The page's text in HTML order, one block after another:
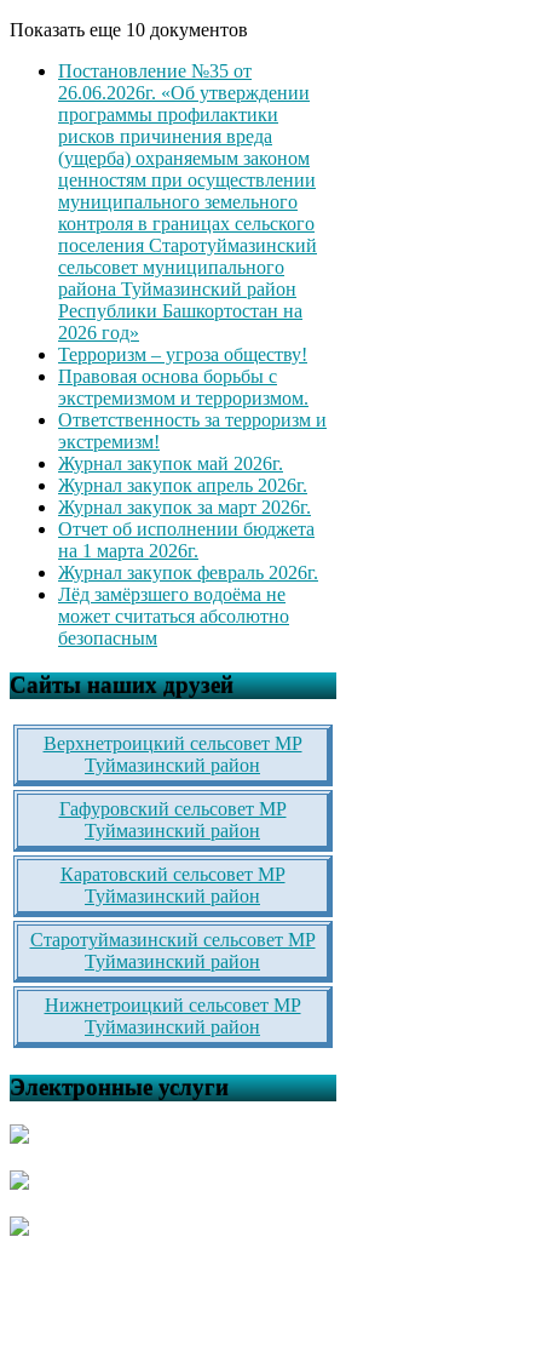
Показать еще 10 документов
Постановление №35 от
26.06.2026г. «Об утверждении
программы профилактики
рисков причинения вреда
(ущерба) охраняемым законом
ценностям при осуществлении
муниципального земельного
контроля в границах сельского
поселения Старотуймазинский
сельсовет муниципального
района Туймазинский район
Республики Башкортостан на
2026 год»
Терроризм – угроза обществу!
Правовая основа борьбы с
экстремизмом и терроризмом.
Ответственность за терроризм и
экстремизм!
Журнал закупок май 2026г.
Журнал закупок апрель 2026г.
Журнал закупок за март 2026г.
Отчет об исполнении бюджета
на 1 марта 2026г.
Журнал закупок февраль 2026г.
Лёд замёрзшего водоёма не
может считаться абсолютно
безопасным
Сайты наших друзей
Верхнетроицкий сельсовет МР
Туймазинский район
Гафуровский сельсовет МР
Туймазинский район
Каратовский сельсовет МР
Туймазинский район
Старотуймазинский сельсовет МР
Туймазинский район
Нижнетроицкий сельсовет МР
Туймазинский район
Электронные услуги